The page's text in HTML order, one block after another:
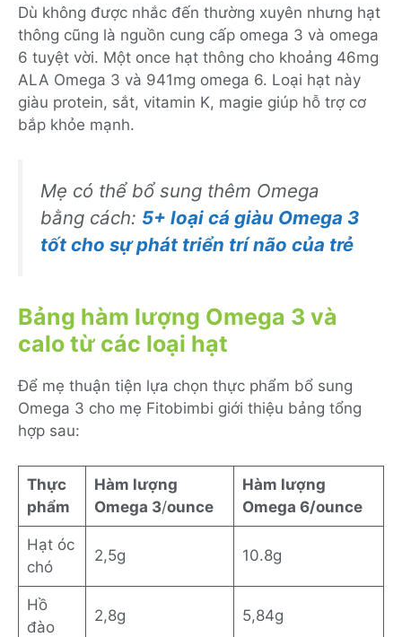
Dù không được nhắc đến thường xuyên nhưng hạt
thông cũng là nguồn cung cấp omega 3 và omega
6 tuyệt vời. Một once hạt thông cho khoảng 46mg
ALA Omega 3 và 941mg omega 6. Loại hạt này
giàu protein, sắt, vitamin K, magie giúp hỗ trợ cơ
bắp khỏe mạnh.
Mẹ có thể bổ sung thêm Omega
bằng cách: 5+ loại cá giàu Omega 3
tốt cho sự phát triển trí não của trẻ
Bảng hàm lượng Omega 3 và
calo từ các loại hạt
Để mẹ thuận tiện lựa chọn thực phẩm bổ sung
Omega 3 cho mẹ Fitobimbi giới thiệu bảng tổng
hợp sau:
Thực
phẩm
Hàm lượng
Omega 3/ounce
Hàm lượng
Omega 6/ounce
Hạt óc
chó
2,5g 10.8g
Hồ
đào
2,8g 5,84g